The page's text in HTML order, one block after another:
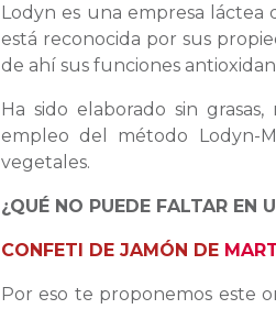
Lodyn es una empresa
está reconocida por sus
de ahí sus funciones
Ha sido elaborado sin
empleo del método Lodyn-
vegetales.
¿QUÉ NO PUEDE FALTAR EN
CONFETI DE JAMÓN DE
Por eso te proponemos este